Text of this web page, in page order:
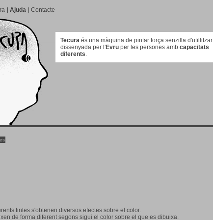
Ajuda Contacte
Tecura és una màquina de pintar força senzilla d'utillitzar
dissenyada per l'Evru per les persones amb capacitats
diferents.
tintes s'obtenen diversos efectes sobre el color.
de forma diferent segons sigui el color sobre el que es dibuixa.